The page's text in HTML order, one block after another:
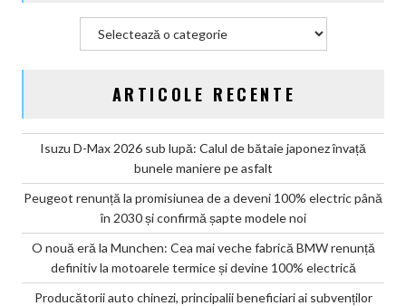
ARTICOLE RECENTE
Isuzu D-Max 2026 sub lupă: Calul de bătaie japonez învață
bunele maniere pe asfalt
Peugeot renunță la promisiunea de a deveni 100% electric până
în 2030 și confirmă șapte modele noi
O nouă eră la Munchen: Cea mai veche fabrică BMW renunță
definitiv la motoarele termice și devine 100% electrică
Producătorii auto chinezi, principalii beneficiari ai subvenților